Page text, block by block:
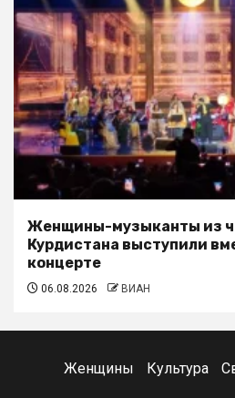
Женщины-музыканты из
Курдистана выступили
концерте
06.08.2026 ВИАН
Женщины Культура